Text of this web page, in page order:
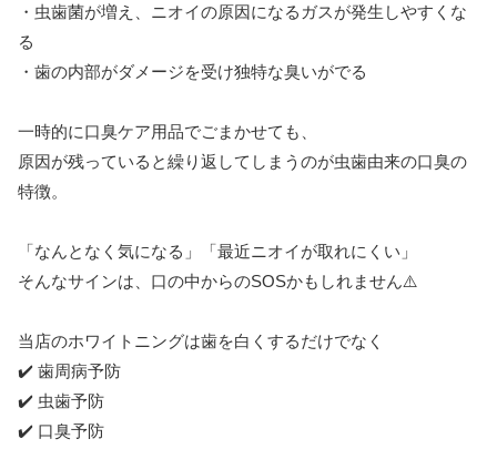
・虫歯菌が増え、ニオイの原因になるガスが発生しやすくな
る
・歯の内部がダメージを受け独特な臭いがでる
一時的に口臭ケア用品でごまかせても、
原因が残っていると繰り返してしまうのが虫歯由来の口臭の
特徴。
「なんとなく気になる」「最近ニオイが取れにくい」
そんなサインは、口の中からのSOSかもしれません⚠️
当店のホワイトニングは歯を白くするだけでなく
✔️ 歯周病予防
✔️ 虫歯予防
✔️ 口臭予防